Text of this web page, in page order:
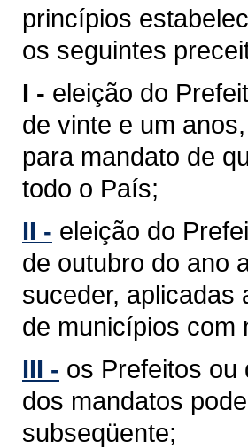
princípios
os seguintes
I - eleição do
de vinte e um
para mandato de
todo o País;
II - eleição do
de outubro do ano
suceder, aplicadas
de municípios com
III - os Prefeitos ou
dos mandatos
subseqüente;